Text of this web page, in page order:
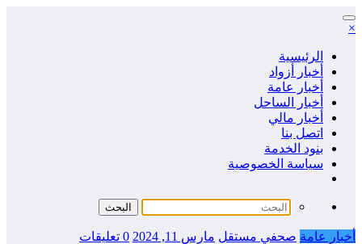
التجاوز
إلى
×
الرئيسية
أخبار أزواد
أخبار عامة
أخبار الساحل
أخبار مالي
اتصل بنا
بنود الخدمة
سياسة الخصوصية
أخبار عامة صحفي مستقل مارس 11, 2024 0 تعليقات